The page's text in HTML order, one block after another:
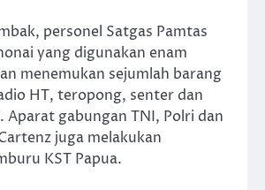
personel Satgas Pamtas
yang digunakan enam
menemukan sejumlah barang
HT, teropong, senter dan
Aparat gabungan TNI, Polri dan
juga melakukan
KST Papua.